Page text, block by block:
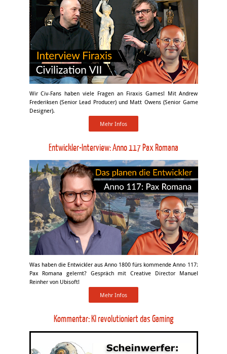
Wir Civ-Fans haben viele Fragen an Firaxis Games! Mit Andrew
Frederiksen (Senior Lead Producer) und Matt Owens (Senior Game
Designer).
Mehr Infos
Entwickler-Interview: Anno 117 Pax Romana
Was haben die Entwickler aus Anno 1800 fürs kommende Anno 117:
Pax Romana gelernt? Gespräch mit Creative Director Manuel
Reinher von Ubisoft!
Mehr Infos
Kommentar: KI revolutioniert das Gaming